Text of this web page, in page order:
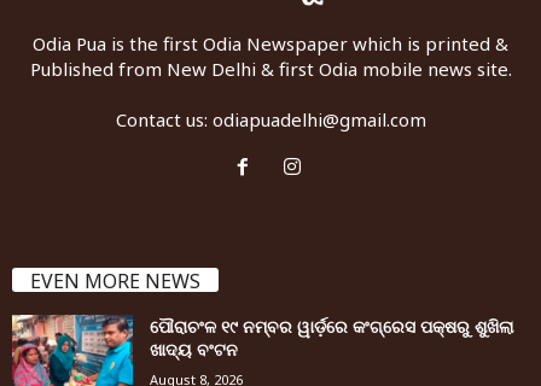
Odia Pua is the first Odia Newspaper which is printed &
Published from New Delhi & first Odia mobile news site.
Contact us: odiapuadelhi@gmail.com
EVEN MORE NEWS
ପୌରାଚଂଳ ୧୯ ନମ୍ବର ୱାର୍ଡ଼ରେ କଂଗ୍ରେସ ପକ୍ଷରୁ ଶୁଖିଲା
ଖାଦ୍ୟ ବଂଟନ
August 8, 2026